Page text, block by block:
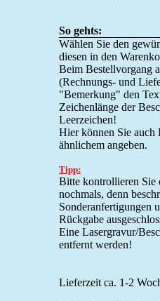
So gehts:
Wählen Sie den
diesen in den
Beim Bestellvorgang
(Rechnungs- und
"Bemerkung" den
Zeichenlänge der
Leerzeichen!
Hier können Sie
ähnlichem angeben.
Tipp:
Bitte kontrollieren Sie
nochmals, denn
Sonderanfertigungen
Rückgabe
Eine Lasergravur/
entfernt werden!
Lieferzeit ca. 1-2